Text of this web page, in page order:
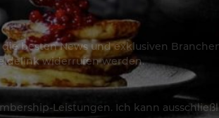
besten News und exklusiven
widerrufen werden.
Leistungen. Ich kann